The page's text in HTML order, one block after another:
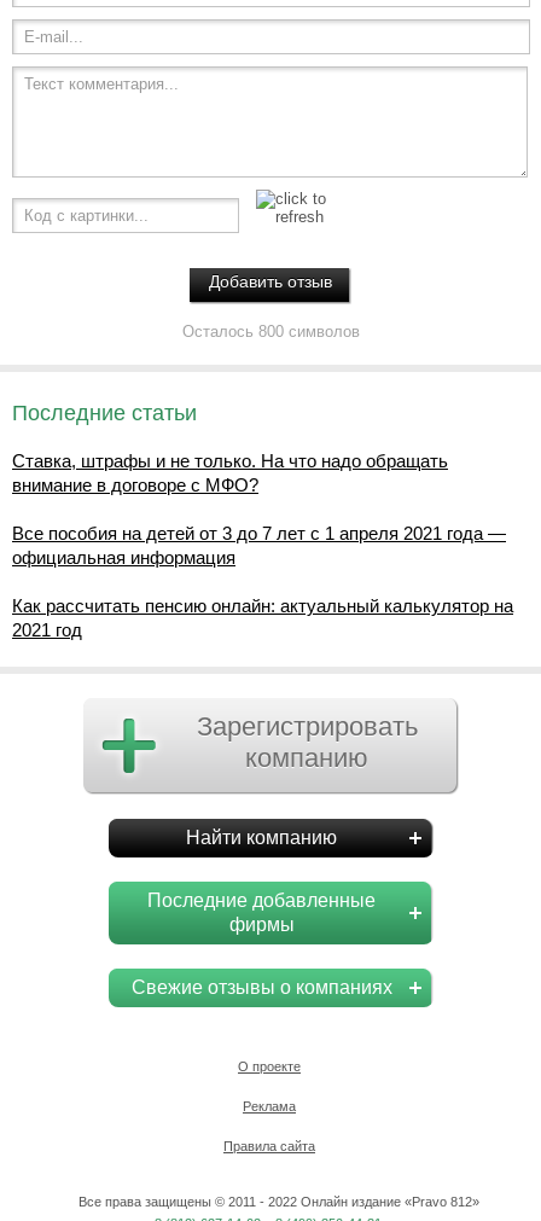
E-mail...
Текст комментария...
Код с картинки...
Осталось 800 символов
Последние статьи
Ставка, штрафы и не только. На что надо обращать
внимание в договоре с МФО?
Все пособия на детей от 3 до 7 лет с 1 апреля 2021 года —
официальная информация
Как рассчитать пенсию онлайн: актуальный калькулятор на
2021 год
Зарегистрировать
компанию
Найти компанию
Последние добавленные
фирмы
Свежие отзывы о компаниях
О проекте
Реклама
Правила сайта
Все права защищены © 2011 - 2022 Онлайн издание «Pravo 812»